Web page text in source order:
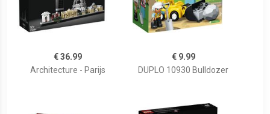
€ 36.99
Architecture - Parijs
€ 9.99
DUPLO 10930 Bulldozer